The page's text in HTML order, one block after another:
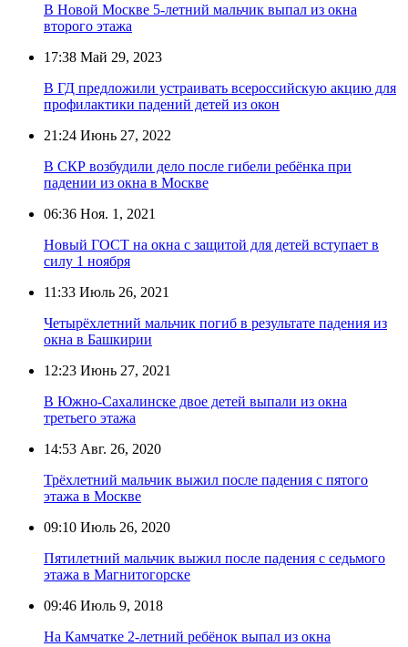
В Новой Москве 5-летний мальчик выпал из окна
второго этажа
17:38 Май 29, 2023
В ГД предложили устраивать всероссийскую акцию для
профилактики падений детей из окон
21:24 Июнь 27, 2022
В СКР возбудили дело после гибели ребёнка при
падении из окна в Москве
06:36 Ноя. 1, 2021
Новый ГОСТ на окна с защитой для детей вступает в
силу 1 ноября
11:33 Июль 26, 2021
Четырёхлетний мальчик погиб в результате падения из
окна в Башкирии
12:23 Июнь 27, 2021
В Южно-Сахалинске двое детей выпали из окна
третьего этажа
14:53 Авг. 26, 2020
Трёхлетний мальчик выжил после падения с пятого
этажа в Москве
09:10 Июль 26, 2020
Пятилетний мальчик выжил после падения с седьмого
этажа в Магнитогорске
09:46 Июль 9, 2018
На Камчатке 2-летний ребёнок выпал из окна